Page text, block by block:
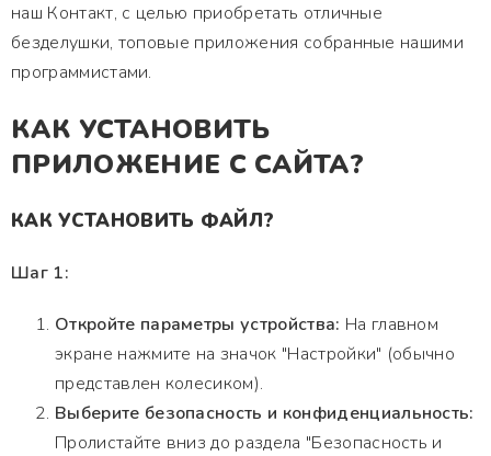
наш Контакт, с целью приобретать отличные
безделушки, топовые приложения собранные нашими
программистами.
КАК УСТАНОВИТЬ
ПРИЛОЖЕНИЕ С САЙТА?
КАК УСТАНОВИТЬ ФАЙЛ?
Шаг 1:
Откройте параметры устройства: На главном
экране нажмите на значок "Настройки" (обычно
представлен колесиком).
Выберите безопасность и конфиденциальность:
Пролистайте вниз до раздела "Безопасность и